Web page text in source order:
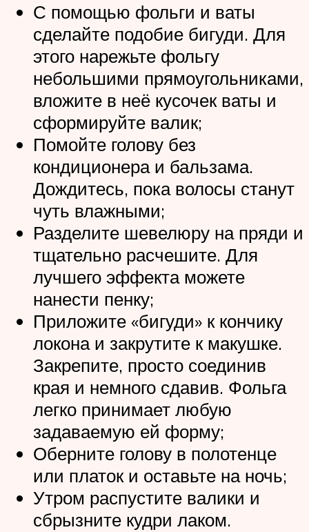
С помощью фольги и ваты
сделайте подобие бигуди. Для
этого нарежьте фольгу
небольшими прямоугольниками,
вложите в неё кусочек ваты и
сформируйте валик;
Помойте голову без
кондиционера и бальзама.
Дождитесь, пока волосы станут
чуть влажными;
Разделите шевелюру на пряди и
тщательно расчешите. Для
лучшего эффекта можете
нанести пенку;
Приложите «бигуди» к кончику
локона и закрутите к макушке.
Закрепите, просто соединив
края и немного сдавив. Фольга
легко принимает любую
задаваемую ей форму;
Оберните голову в полотенце
или платок и оставьте на ночь;
Утром распустите валики и
сбрызните кудри лаком.